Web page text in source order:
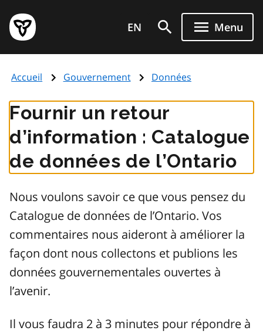
au
contenu
principal
Page
d'accueil
de
EN Menu
Accueil Gouvernement Données
Fournir un retour
d’information : Catalogue
de données de l’Ontario
Nous voulons savoir ce que vous pensez du
Catalogue de données de l’Ontario. Vos
commentaires nous aideront à améliorer la
façon dont nous collectons et publions les
données gouvernementales ouvertes à
l’avenir.
Il vous faudra 2 à 3 minutes pour répondre à